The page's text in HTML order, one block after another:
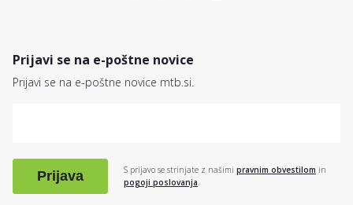
Prijavi se na e-poštne novice
Prijavi se na e-poštne novice mtb.si.
Prijava S prijavo se strinjate z našimi pravnim obvestilom in
pogoji poslovanja.